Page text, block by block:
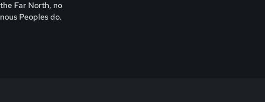
Far North, no
Peoples do.